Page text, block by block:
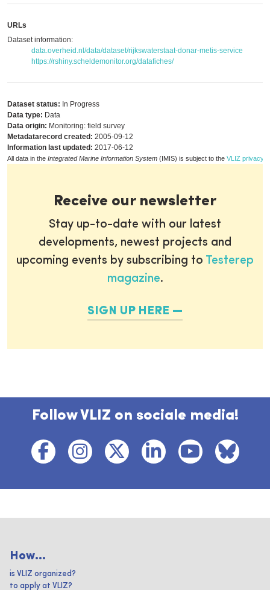
URLs
Dataset information:
data.overheid.nl/data/dataset/rijkswaterstaat-donar-metis-service
https://rshiny.scheldemonitor.org/datafiches/
Dataset status: In Progress
Data type: Data
Data origin: Monitoring: field survey
Metadatarecord created: 2005-09-12
Information last updated: 2017-06-12
All data in the Integrated Marine Information System (IMIS) is subject to the VLIZ privacy
Receive our newsletter
Stay up-to-date with our latest
developments, newest projects and
upcoming events by subscribing to Testerep
magazine.
SIGN UP HERE
Follow VLIZ on sociale media!
How...
is VLIZ organized?
to apply at VLIZ?